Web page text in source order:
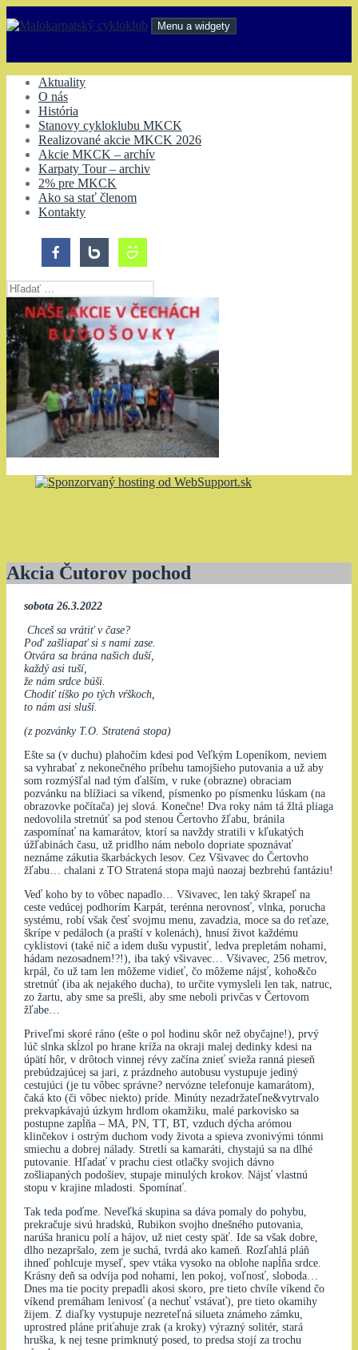
na
Menu a widgety
Aktuality
O nás
História
Stanovy cykloklubu MKCK
Realizované akcie MKCK 2026
Akcie MKCK – archív
Karpaty Tour – archiv
2% pre MKCK
Ako sa stať členom
Kontakty
Hľadať:
Akcia Čutorov pochod
sobota 26.3.2022
Chceš sa vrátiť v čase?
Poď zašliapať si s nami zase.
Otvára sa brána našich duší,
každý asi tuší,
že nám srdce búši.
Chodiť tíško po tých vŕškoch,
to nám asi sluší.
(z pozvánky T.O. Stratená stopa)
Ešte sa (v duchu) plahočím kdesi pod Veľkým Lopeníkom, neviem
sa vyhrabať z nekonečného príbehu tamojšieho putovania a už aby
som rozmýšľal nad tým ďalším, v ruke (obrazne) obraciam
pozvánku na blížiaci sa víkend, písmenko po písmenku lúskam (na
obrazovke počítača) jej slová. Konečne! Dva roky nám tá žltá pliaga
nedovolila stretnúť sa pod stenou Čertovho žľabu, bránila
zaspomínať na kamarátov, ktorí sa navždy stratili v kľukatých
úžľabinách času, už pridlho nám nebolo dopriate spoznávať
neznáme zákutia škarbáckych lesov. Cez Všivavec do Čertovho
žľabu… chalani z TO Stratená stopa majú naozaj bezbrehú fantáziu!
Veď koho by to vôbec napadlo… Všivavec, len taký škrapeľ na
ceste vedúcej podhorím Karpát, terénna nerovnosť, vlnka, porucha
systému, robí však česť svojmu menu, zavadzia, moce sa do reťaze,
škrípe v pedáloch (a praští v kolenách), hnusí život každému
cyklistovi (také nič a idem dušu vypustiť, ledva prepletám nohami,
hádam nezosadnem!?!), iba taký všivavec… Všivavec, 256 metrov,
krpál, čo už tam len môžeme vidieť, čo môžeme nájsť, koho&čo
stretnúť (iba ak nejakého ducha), to určite vymysleli len tak, natruc,
zo žartu, aby sme sa prešli, aby sme neboli privčas v Čertovom
žľabe…
Priveľmi skoré ráno (ešte o pol hodinu skôr než obyčajne!), prvý
lúč slnka skĺzol po hrane kríža na okraji malej dedinky kdesi na
úpätí hôr, v drôtoch vinnej révy začína znieť svieža ranná pieseň
prebúdzajúcej sa jari, z prázdneho autobusu vystupuje jediný
cestujúci (je tu vôbec správne? nervózne telefonuje kamarátom),
čaká kto (či vôbec niekto) príde. Minúty nezadržateľne&vytrvalo
prekvapkávajú úzkym hrdlom okamžiku, malé parkovisko sa
postupne zapĺňa – MA, PN, TT, BT, vzduch dýcha arómou
klinčekov i ostrým duchom vody života a spieva zvonivými tónmi
smiechu a dobrej nálady. Stretli sa kamaráti, chystajú sa na dlhé
putovanie. Hľadať v prachu ciest otlačky svojich dávno
zošliapaných podošiev, stupaje minulých krokov. Nájsť vlastnú
stopu v krajine mladosti. Spomínať.
Tak teda poďme. Neveľká skupina sa dáva pomaly do pohybu,
prekračuje sivú hradskú, Rubikon svojho dnešného putovania,
narúša hranicu polí a hájov, už niet cesty späť. Ide sa však dobre,
dlho nezapršalo, zem je suchá, tvrdá ako kameň. Rozľahlá pláň
ihneď pohlcuje myseľ, spev vtáka vysoko na oblohe napĺňa srdce.
Krásny deň sa odvíja pod nohami, len pokoj, voľnosť, sloboda…
Dnes ma tie pocity prepadli akosi skoro, pre tieto chvíle víkend čo
víkend premáham lenivosť (a nechuť vstávať), pre tieto okamihy
žijem. Z diaľky vystupuje nezreteľná silueta známeho zámku,
uprostred pláne priťahuje zrak (a kroky) výrazný solitér, stará
hruška, k nej tesne primknutý posed, to predsa stojí za trochu